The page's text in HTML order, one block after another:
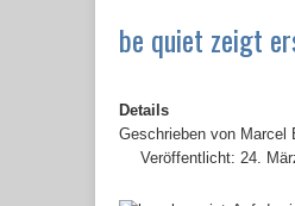
be quiet zeigt
Details
Geschrieben von Marcel
Veröffentlicht: 24.